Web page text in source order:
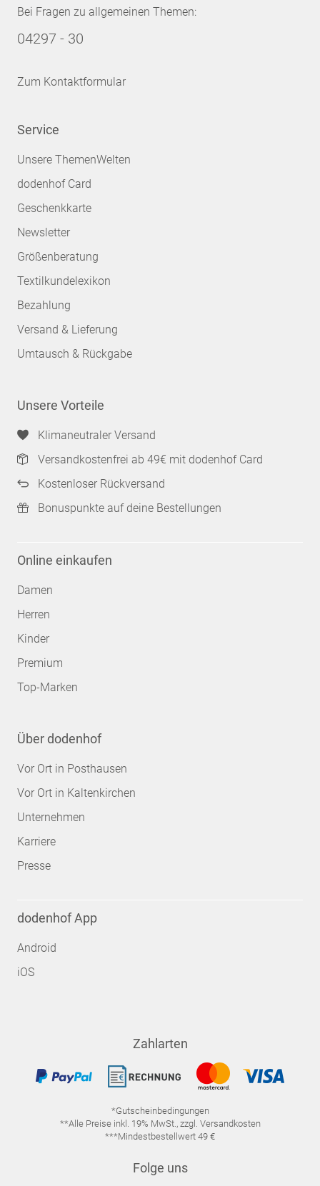
Bei Fragen zu allgemeinen Themen:
04297 - 30
Zum Kontaktformular
Service
Unsere ThemenWelten
dodenhof Card
Geschenkkarte
Newsletter
Größenberatung
Textilkundelexikon
Bezahlung
Versand & Lieferung
Umtausch & Rückgabe
Unsere Vorteile
Klimaneutraler Versand
Versandkostenfrei ab 49€ mit dodenhof Card
Kostenloser Rückversand
Bonuspunkte auf deine Bestellungen
Online einkaufen
Damen
Herren
Kinder
Premium
Top-Marken
Über dodenhof
Vor Ort in Posthausen
Vor Ort in Kaltenkirchen
Unternehmen
Karriere
Presse
dodenhof App
Android
iOS
Zahlarten
*Gutscheinbedingungen
**Alle Preise inkl. 19% MwSt., zzgl. Versandkosten
***Mindestbestellwert 49 €
Folge uns